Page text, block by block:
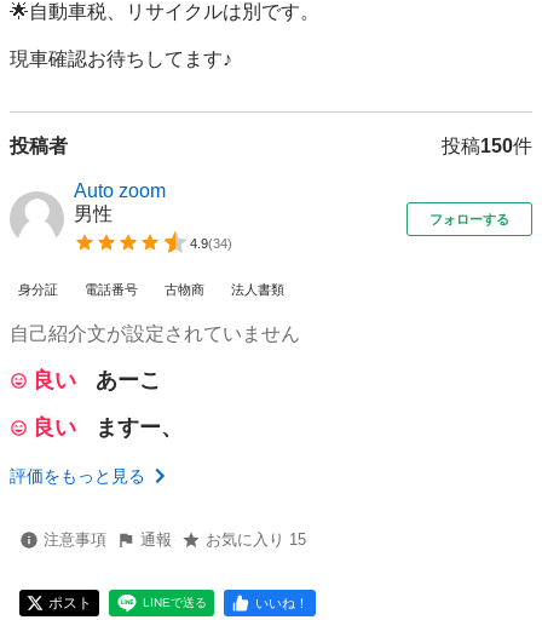
🌟自動車税、リサイクルは別です。
現車確認お待ちしてます♪
投稿者 投稿150件
Auto zoom
男性
4.9(34)
フォローする
身分証 電話番号 古物商 法人書類
自己紹介文が設定されていません
良い
あーこ
良い
ますー、
評価をもっと見る
注意事項 通報 お気に入り 15
ポスト LINEで送る いいね！